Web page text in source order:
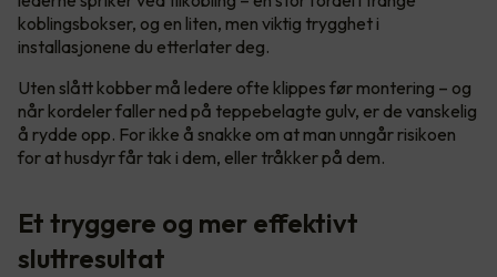
koblingsbokser, og en liten, men viktig trygghet i
installasjonene du etterlater deg.
Uten slått kobber må ledere ofte klippes før montering – og
når kordeler faller ned på teppebelagte gulv, er de vanskelig
å rydde opp. For ikke å snakke om at man unngår risikoen
for at husdyr får tak i dem, eller tråkker på dem.
Et tryggere og mer effektivt
sluttresultat